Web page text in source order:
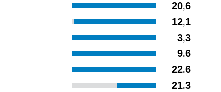
20,6
12,1
3,3
9,6
22,6
21,3